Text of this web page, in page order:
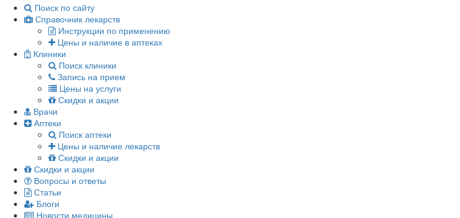
Поиск по сайту
Справочник лекарств
Инструкции по применению
Цены и наличие в аптеках
Клиники
Поиск клиники
Запись на прием
Цены на услуги
Скидки и акции
Врачи
Аптеки
Поиск аптеки
Цены и наличие лекарств
Скидки и акции
Скидки и акции
Вопросы и ответы
Статьи
Блоги
Новости медицины